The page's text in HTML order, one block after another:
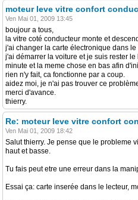
moteur leve vitre confort
Ven Mai 01, 2009 13:45
boujour a tous,
la vitre coté conducteur monte et
j'ai changer la carte électronique dans le
j'ai démarrer la voiture et je suis rester
minute et la meme chose en bas afin
rien n'y fait, ca fonctionne par a coup.
aidez moi, je n'ai pas trouver ce
merci d'avance.
thierry.
Re: moteur leve vitre confort
Ven Mai 01, 2009 18:42
Salut thierry. Je pense que le probleme
haut et basse.
Tu fais peut etre une erreur dans la
Essai ça: carte inserée dans le lecteur,